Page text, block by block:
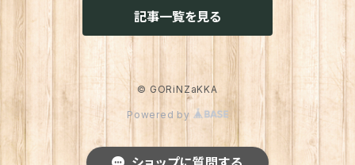
クッション・クッションカバー
ファブリック・マルチカバー
ブランケット
照明
キーホルダー
メガネ・メガネケース
傘
箸置き
お菓子作り
ふきん
ふせん
マスキングテープ
乾物
調味料・オイル
だし
猫用
犬猫兼用
トイレ周り
犬用
猫用
犬猫兼用
その他雑貨
サプリメント
記事一覧を見る
© GORiNZaKKA
Powered by